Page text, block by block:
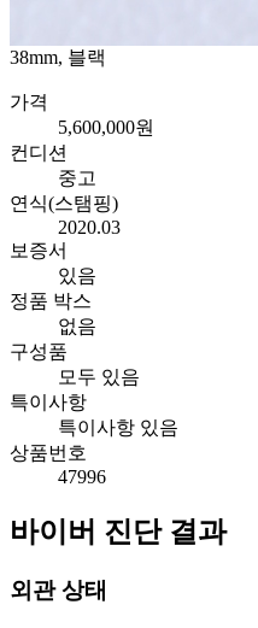
38mm, 블랙
가격
5,600,000원
컨디션
중고
연식(스탬핑)
2020.03
보증서
있음
정품 박스
없음
구성품
모두 있음
특이사항
특이사항 있음
상품번호
47996
바이버 진단 결과
외관 상태